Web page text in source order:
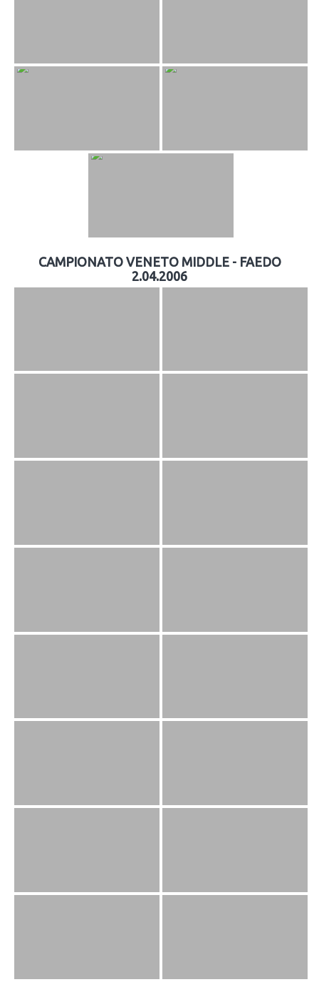
CAMPIONATO VENETO MIDDLE - FAEDO
2.04.2006